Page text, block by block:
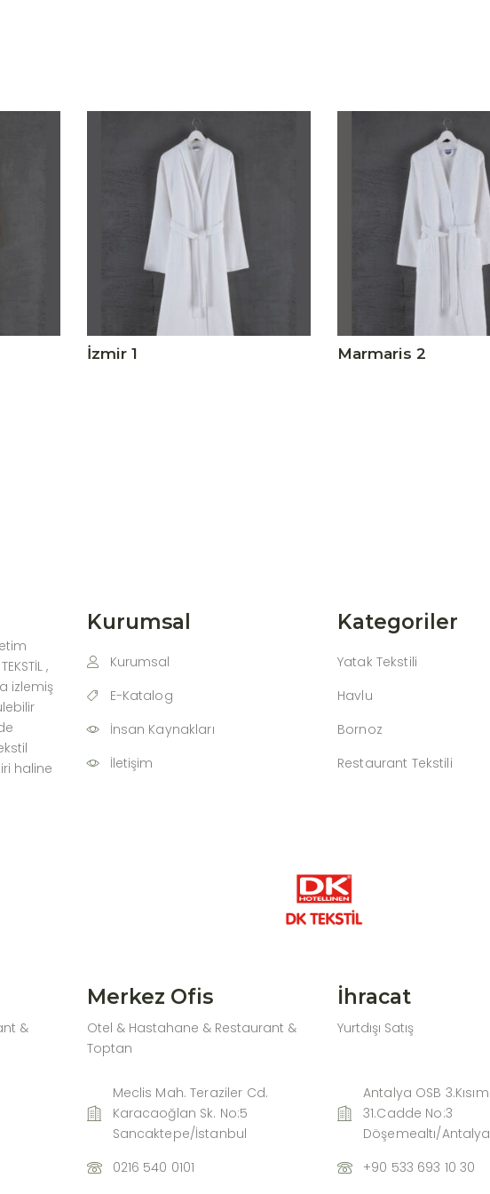
İzmir 1 Marmaris 2
,
izlemiş
haline
Kurumsal
Kurumsal
E-Katalog
İnsan Kaynakları
İletişim
Kategoriler
Yatak Tekstili
Havlu
Bornoz
Restaurant Tekstili
&
Merkez Ofis
Otel & Hastahane & Restaurant &
Toptan
Meclis Mah. Teraziler Cd.
Karacaoğlan Sk. No:5
Sancaktepe/İstanbul
0216 540 0101
İhracat
Yurtdışı Satış
Antalya OSB 3.Kısım
31.Cadde No:3
Döşemealtı/Antalya
+90 533 693 10 30